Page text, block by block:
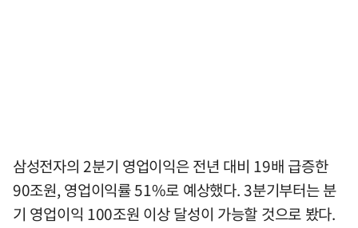
삼성전자의 2분기 영업이익은 전년 대비 19배 급증한
90조원, 영업이익률 51%로 예상했다. 3분기부터는 분
기 영업이익 100조원 이상 달성이 가능할 것으로 봤다.